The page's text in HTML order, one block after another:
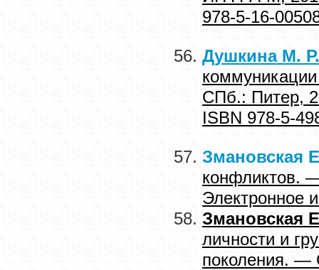
978-5-16-
Душкина М. Р.
СПб.: Питер,
ISBN 978-5-
Змановская
конфликтов.
Электронное
Змановская
личности и
поколения. —